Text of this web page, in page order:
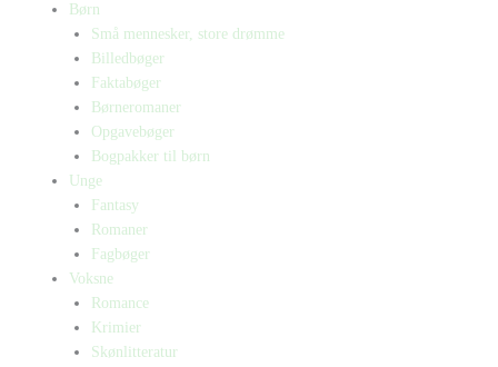
Børn
Små mennesker, store drømme
Billedbøger
Faktabøger
Børneromaner
Opgavebøger
Bogpakker til børn
Unge
Fantasy
Romaner
Fagbøger
Voksne
Romance
Krimier
Skønlitteratur